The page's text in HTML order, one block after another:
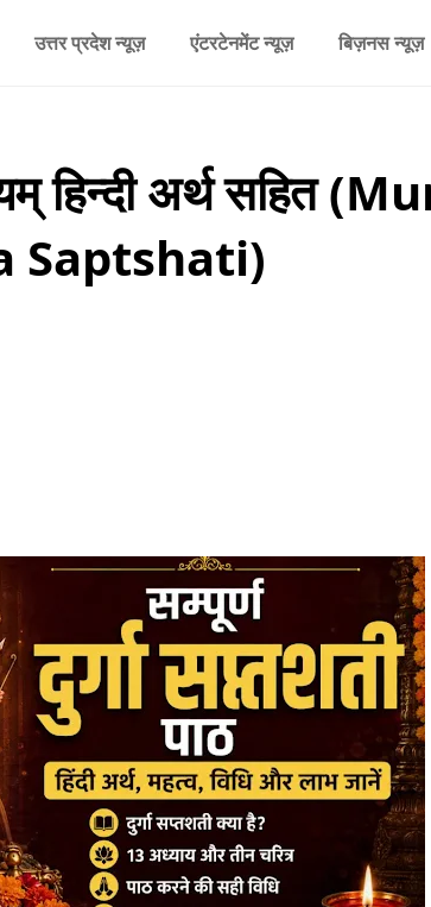
उत्तर प्रदेश न्यूज़ एंटरटेनमेंट न्यूज़ बिज़नस न्यूज़
हिन्दी अर्थ सहित
Saptshati)